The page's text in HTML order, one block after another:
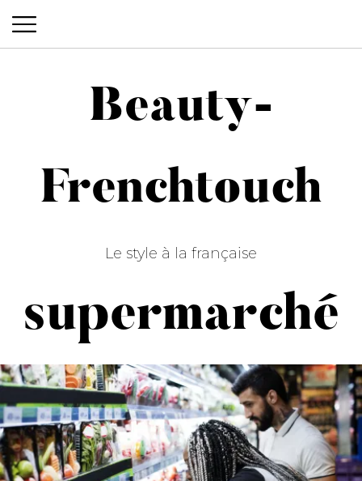
Beauty-Frenchtouch
Beauty-
Frenchtouch
Le style à la française
supermarché